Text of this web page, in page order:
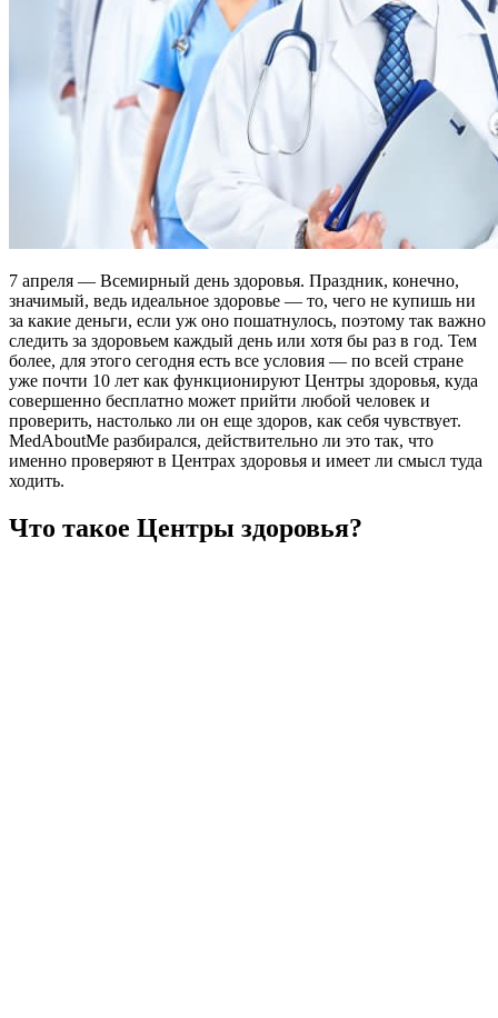
7 апреля — Всемирный день здоровья. Праздник, конечно,
значимый, ведь идеальное здоровье — то, чего не купишь ни
за какие деньги, если уж оно пошатнулось, поэтому так важно
следить за здоровьем каждый день или хотя бы раз в год. Тем
более, для этого сегодня есть все условия — по всей стране
уже почти 10 лет как функционируют Центры здоровья, куда
совершенно бесплатно может прийти любой человек и
проверить, настолько ли он еще здоров, как себя чувствует.
MedAboutMe разбирался, действительно ли это так, что
именно проверяют в Центрах здоровья и имеет ли смысл туда
ходить.
Что такое Центры здоровья?